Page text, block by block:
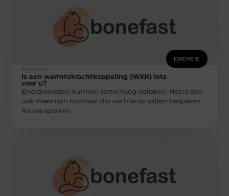
ENERGIE
Bonefast
Is een warmtekrachtkoppeling (WKK) iets
voor u?
Energiekosten kunnen soms hoog oplopen. Het is dan
ook meer dan normaal dat we hierop willen besparen.
Als we spreken